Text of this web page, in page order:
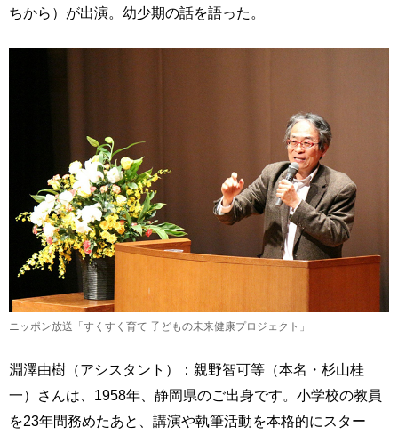
ちから）が出演。幼少期の話を語った。
ニッポン放送「すくすく育て 子どもの未来健康プロジェクト」
淵澤由樹（アシスタント）：親野智可等（本名・杉山桂
一）さんは、1958年、静岡県のご出身です。小学校の教員
を23年間務めたあと、講演や執筆活動を本格的にスター